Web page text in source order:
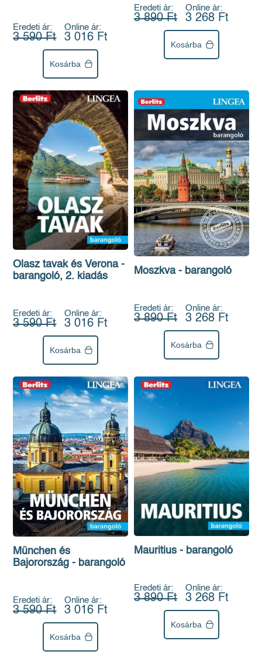
Eredeti ár:
3 590 Ft
Online ár:
3 016 Ft
Kosárba
Eredeti ár:
3 890 Ft
Online ár:
3 268 Ft
Kosárba
Olasz tavak és Verona -
barangoló, 2. kiadás
Eredeti ár:
3 590 Ft
Online ár:
3 016 Ft
Kosárba
Moszkva - barangoló
Eredeti ár:
3 890 Ft
Online ár:
3 268 Ft
Kosárba
München és
Bajorország - barangoló
Eredeti ár:
3 590 Ft
Online ár:
3 016 Ft
Kosárba
Mauritius - barangoló
Eredeti ár:
3 890 Ft
Online ár:
3 268 Ft
Kosárba